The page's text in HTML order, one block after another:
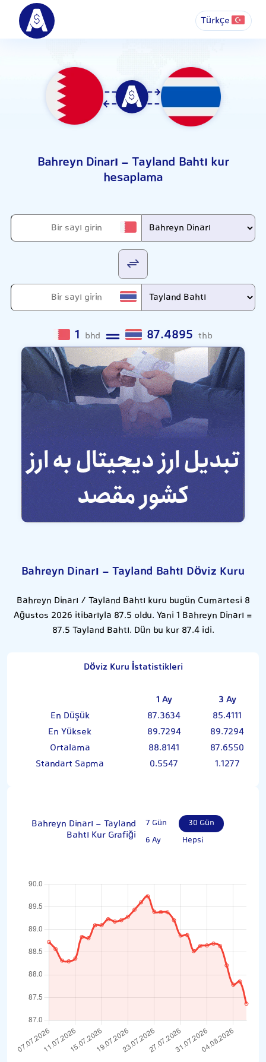
Türkçe
Bahreyn Dinarı - Tayland Bahtı kur
hesaplama
1 bhd 87.4895 thb
Bahreyn Dinarı - Tayland Bahtı Döviz Kuru
Bahreyn Dinarı / Tayland Bahtı kuru bugün Cumartesi 8
Ağustos 2026 itibarıyla 87.5 oldu. Yani 1 Bahreyn Dinarı =
87.5 Tayland Bahtı. Dün bu kur 87.4 idi.
Döviz Kuru İstatistikleri
1 Ay
3 Ay
En Düşük
87.3634
85.4111
En Yüksek
89.7294
89.7294
Ortalama
88.8141
87.6550
Standart Sapma
0.5547 1.1277
Bahreyn Dinarı - Tayland
Bahtı Kur Grafiği
7 Gün
30 Gün
6 Ay
Hepsi